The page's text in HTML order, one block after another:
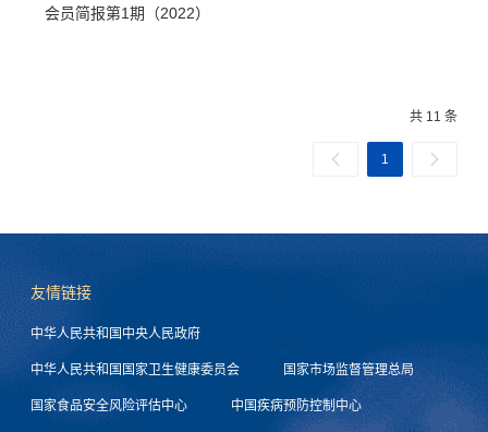
会员简报第1期（2022）
共 11 条
1
友情链接
中华人民共和国中央人民政府
中华人民共和国国家卫生健康委员会 国家市场监督管理总局
国家食品安全风险评估中心 中国疾病预防控制中心